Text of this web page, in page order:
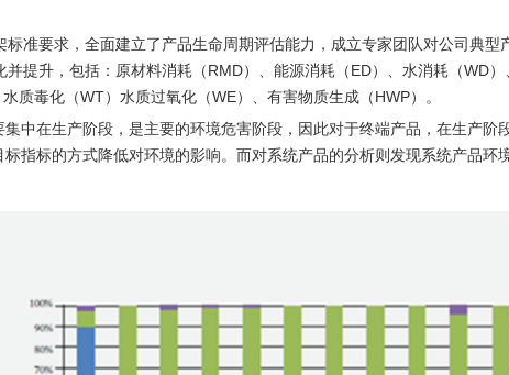
准要求，全面建立了产品生命周期评估能力，成立专家团队对公司典型
提升，包括：原材料消耗（RMD）、能源消耗（ED）、水消耗（WD
质毒化（WT）水质过氧化（WE）、有害物质生成（HWP）。
中在生产阶段，是主要的环境危害阶段，因此对于终端产品，在生产阶
指标的方式降低对环境的影响。而对系统产品的分析则发现系统产品环